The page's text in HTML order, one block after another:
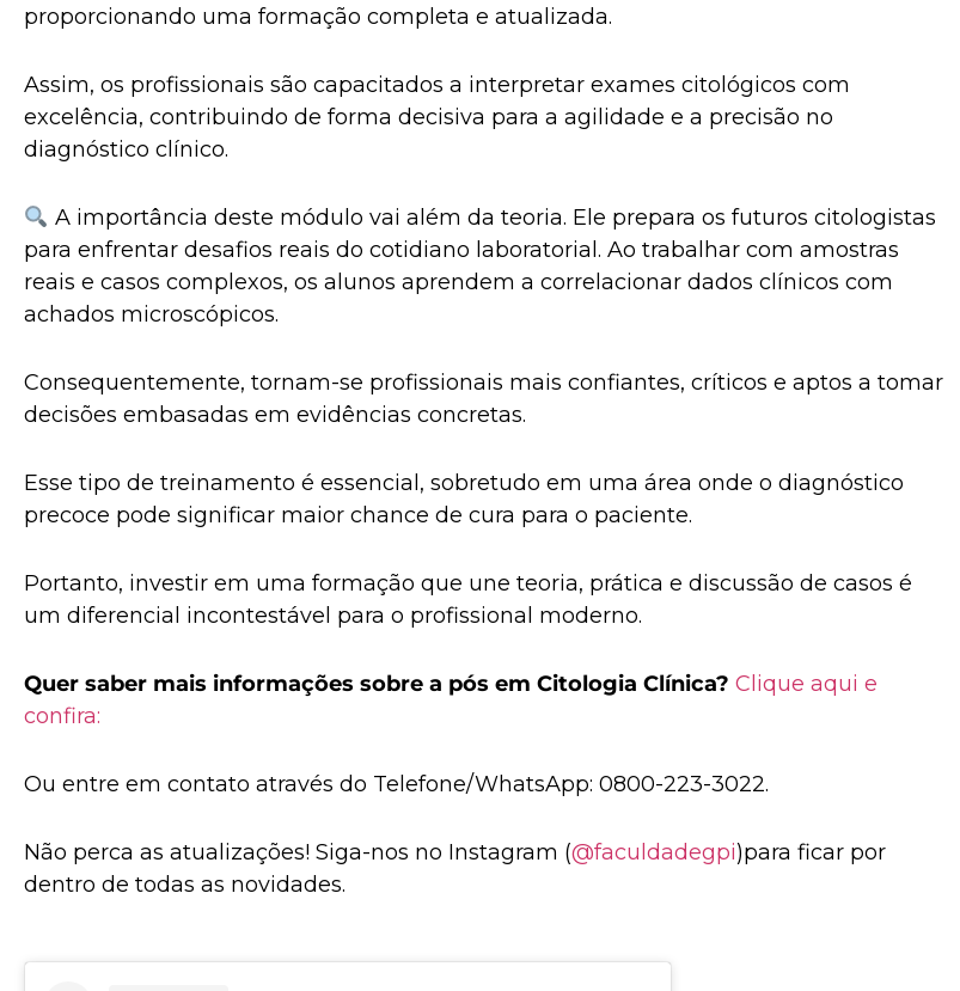
proporcionando uma formação completa e atualizada.
Assim, os profissionais são capacitados a interpretar exames citológicos com
excelência, contribuindo de forma decisiva para a agilidade e a precisão no
diagnóstico clínico.
A importância deste módulo vai além da teoria. Ele prepara os futuros citologistas
para enfrentar desafios reais do cotidiano laboratorial. Ao trabalhar com amostras
reais e casos complexos, os alunos aprendem a correlacionar dados clínicos com
achados microscópicos.
Consequentemente, tornam-se profissionais mais confiantes, críticos e aptos a tomar
decisões embasadas em evidências concretas.
Esse tipo de treinamento é essencial, sobretudo em uma área onde o diagnóstico
precoce pode significar maior chance de cura para o paciente.
Portanto, investir em uma formação que une teoria, prática e discussão de casos é
um diferencial incontestável para o profissional moderno.
Quer saber mais informações sobre a pós em Citologia Clínica? Clique aqui e
confira:
Ou entre em contato através do Telefone/WhatsApp: 0800-223-3022.
Não perca as atualizações! Siga-nos no Instagram (@faculdadegpi)para ficar por
dentro de todas as novidades.